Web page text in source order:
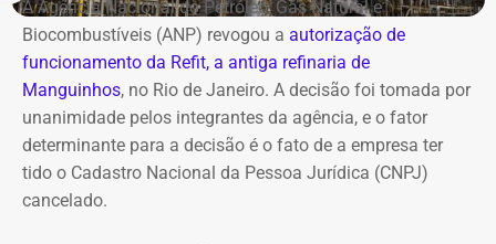
R$ 2,35 milhões
Entre os bens declarados também estão um Mercedes-
Benz AMG G63, avaliado em R$ 2,35 milhões, um
Volkswagen Passat de R$ 115 mil, R$ 709 mil em “bens
móveis de uso pessoal” e R$ 35 mil em dinheiro em
espécie.
A Agência Nacional do Petróleo, Gás Natural e
Biocombustíveis (ANP) revogou a autorização de
funcionamento da Refit, a antiga refinaria de
Manguinhos, no Rio de Janeiro. A decisão foi tomada por
unanimidade pelos integrantes da agência, e o fator
determinante para a decisão é o fato de a empresa ter
tido o Cadastro Nacional da Pessoa Jurídica (CNPJ)
cancelado.